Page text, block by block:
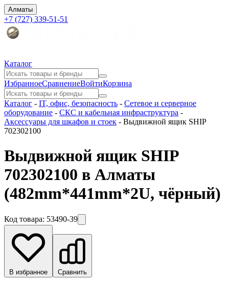
Алматы
+7 (727) 339-51-51
Каталог
ИзбранноеСравнениеВойтиКорзина
Каталог - IT, офис, безопасность - Сетевое и серверное
оборудование - СКС и кабельная инфраструктура -
Аксессуары для шкафов и стоек - Выдвижной ящик SHIP
702302100
Выдвижной ящик SHIP
702302100 в Алматы
(482mm*441mm*2U, чёрный)
Код товара: 53490-39
В избранное Сравнить